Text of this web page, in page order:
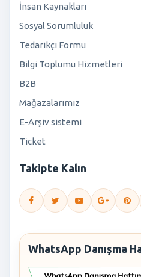
İnsan Kaynakları
Sosyal Sorumluluk
Tedarikçi Formu
Bilgi Toplumu Hizmetleri
B2B
Mağazalarımız
E-Arşiv sistemi
Ticket
Takipte Kalın
WhatsApp Danışma